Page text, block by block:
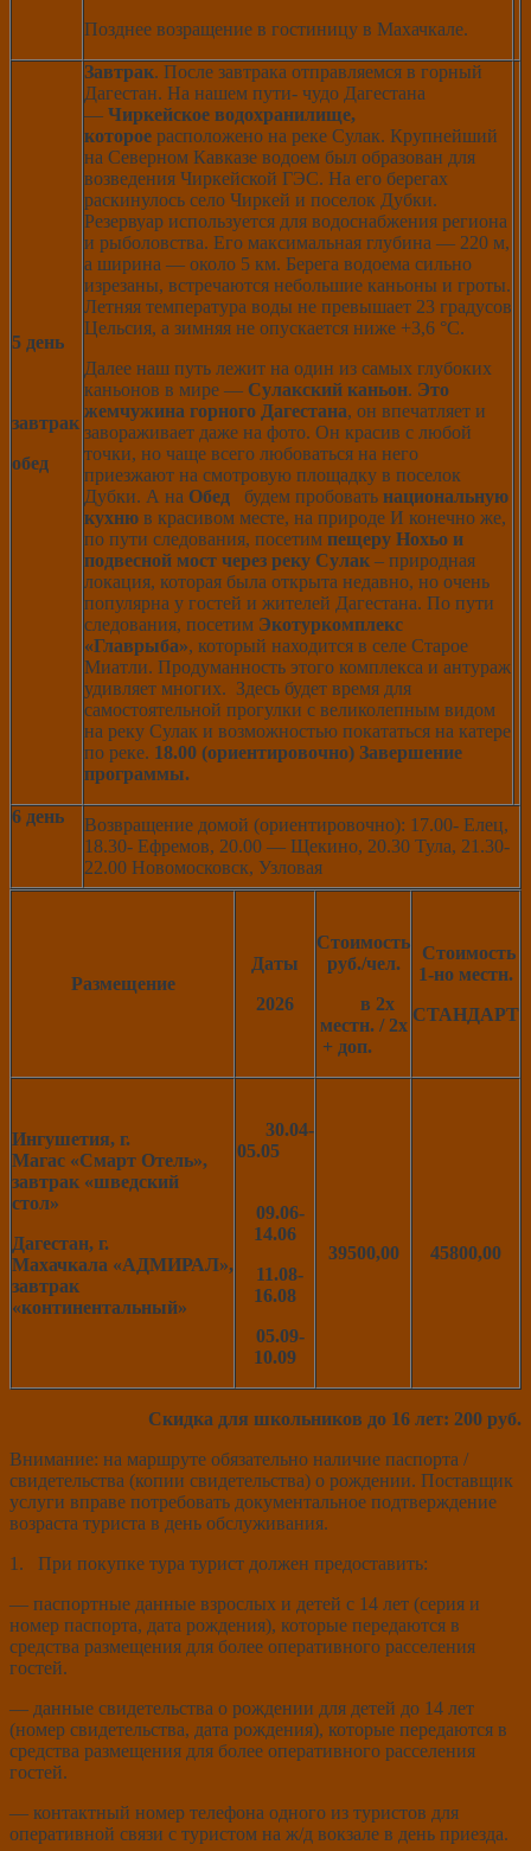
Позднее возращение в гостиницу в Махачкале.
5 день
завтрак
обед
Завтрак. После завтрака отправляемся в горный
Дагестан. На нашем пути- чудо Дагестана
— Чиркейское водохранилище,
которое расположено на реке Сулак. Крупнейший
на Северном Кавказе водоем был образован для
возведения Чиркейской ГЭС. На его берегах
раскинулось село Чиркей и поселок Дубки.
Резервуар используется для водоснабжения региона
и рыболовства. Его максимальная глубина — 220 м,
а ширина — около 5 км. Берега водоема сильно
изрезаны, встречаются небольшие каньоны и гроты.
Летняя температура воды не превышает 23 градусов
Цельсия, а зимняя не опускается ниже +3,6 °C.
Далее наш путь лежит на один из самых глубоких
каньонов в мире — Сулакский каньон. Это
жемчужина горного Дагестана, он впечатляет и
завораживает даже на фото. Он красив с любой
точки, но чаще всего любоваться на него
приезжают на смотровую площадку в поселок
Дубки. А на Обед будем пробовать национальную
кухню в красивом месте, на природе И конечно же,
по пути следования, посетим пещеру Нохьо и
подвесной мост через реку Сулак – природная
локация, которая была открыта недавно, но очень
популярна у гостей и жителей Дагестана. По пути
следования, посетим Экотуркомплекс
«Главрыба», который находится в селе Старое
Миатли. Продуманность этого комплекса и антураж
удивляет многих. Здесь будет время для
самостоятельной прогулки с великолепным видом
на реку Сулак и возможностью покататься на катере
по реке. 18.00 (ориентировочно) Завершение
программы.
6 день
Возвращение домой (ориентировочно): 17.00- Елец,
18.30- Ефремов, 20.00 — Щекино, 20.30 Тула, 21.30-
22.00 Новомосковск, Узловая
Размещение
Даты
2026
Стоимость
руб./чел.
в 2х
местн. / 2х
+ доп.
Стоимость
1-но местн.
СТАНДАРТ
Ингушетия, г.
Магас «Смарт Отель»,
завтрак «шведский
стол»
Дагестан, г.
Махачкала «АДМИРАЛ»,
завтрак
«континентальный»
30.04-
05.05
09.06-
14.06
11.08-
16.08
05.09-
10.09
39500,00 45800,00
Скидка для школьников до 16 лет: 200 руб.
Внимание: на маршруте обязательно наличие паспорта /
свидетельства (копии свидетельства) о рождении. Поставщик
услуги вправе потребовать документальное подтверждение
возраста туриста в день обслуживания.
1. При покупке тура турист должен предоставить:
— паспортные данные взрослых и детей с 14 лет (серия и
номер паспорта, дата рождения), которые передаются в
средства размещения для более оперативного расселения
гостей.
— данные свидетельства о рождении для детей до 14 лет
(номер свидетельства, дата рождения), которые передаются в
средства размещения для более оперативного расселения
гостей.
— контактный номер телефона одного из туристов для
оперативной связи с туристом на ж/д вокзале в день приезда.